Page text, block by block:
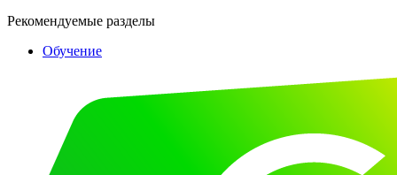
Рекомендуемые разделы
Обучение